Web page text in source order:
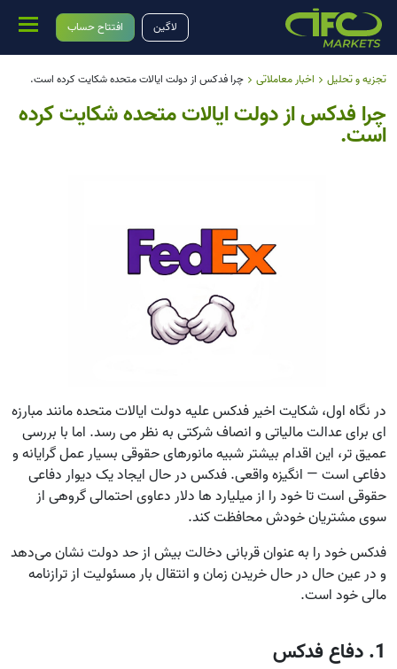
لاگین افتتاح حساب
تجزیه و تحلیل اخبار معاملاتی چرا فدکس از دولت ایالات متحده شکایت کرده است.
چرا فدکس از دولت ایالات متحده شکایت کرده
است.
در نگاه اول، شکایت اخیر فدکس علیه دولت ایالات متحده مانند مبارزه‌
ای برای عدالت مالیاتی و انصاف شرکتی به نظر می‌ رسد. اما با بررسی
عمیق‌ تر، این اقدام بیشتر شبیه مانورهای حقوقی بسیار عمل‌ گرایانه و
دفاعی است — انگیزه واقعی. فدکس در حال ایجاد یک دیوار دفاعی
حقوقی است تا خود را از میلیارد ها دلار دعاوی احتمالی گروهی از
سوی مشتریان خودش محافظت کند.
فدکس خود را به عنوان قربانی دخالت بیش از حد دولت نشان می‌دهد
و در عین حال در حال خریدن زمان و انتقال بار مسئولیت از ترازنامه
مالی خود است.
1. دفاع فدکس